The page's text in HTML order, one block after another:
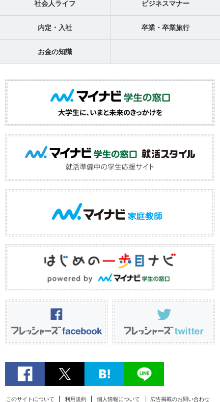
社会人ライフ ビジネスマナー
内定・入社 卒業・卒業旅行
お金の知識
このサイトについて 利用規約 個人情報について 広告掲載のお問い合わせ